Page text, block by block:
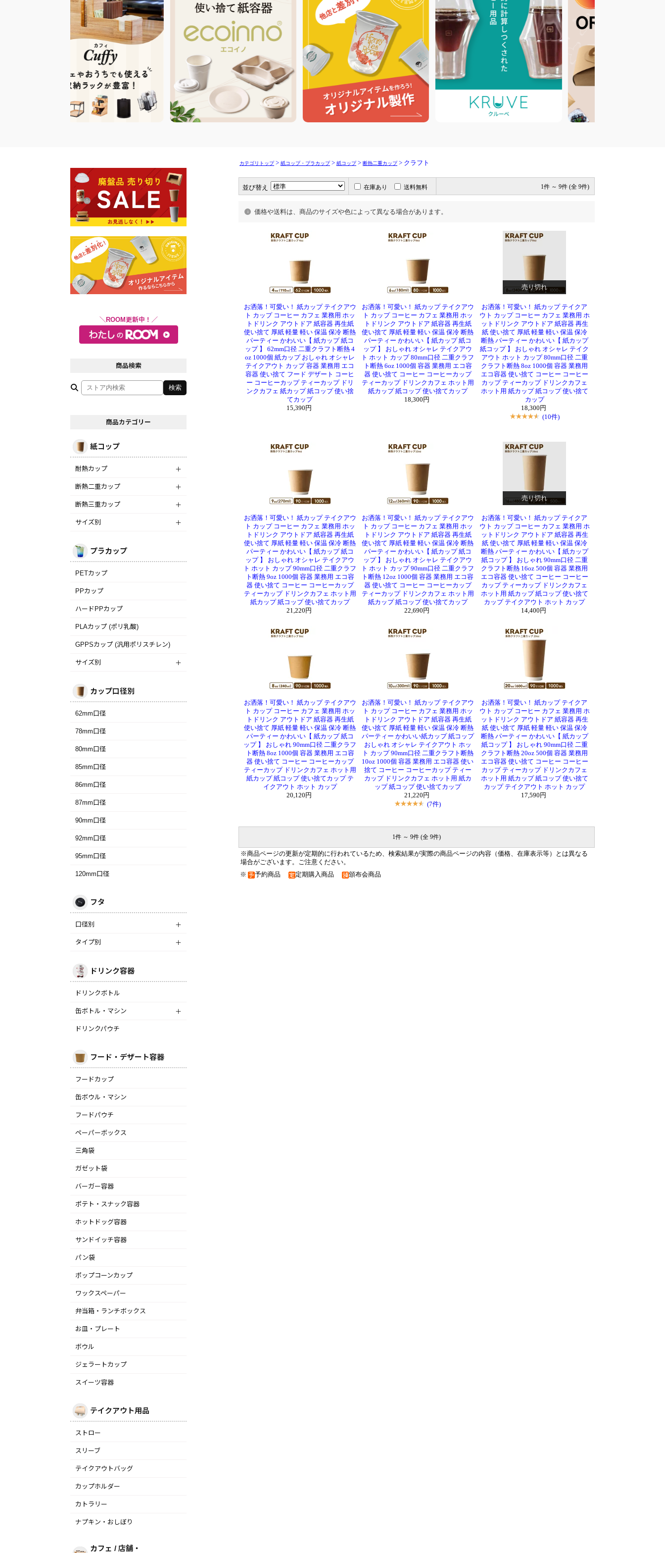
カテゴリトップ> 紙コップ・プラカップ> 紙コップ> 断熱二重カップ> クラフト
並び替え 在庫あり 送料無料 1件 ～ 9件 (全 9件)
価格や送料は、商品のサイズや色によって異なる場合があります。
売り切れ
お洒落！可愛い！ 紙カップ テイクアウ
ト カップ コーヒー カフェ 業務用 ホッ
トドリンク アウトドア 紙容器 再生紙
使い捨て 厚紙 軽量 軽い 保温 保冷 断熱
パーティー かわいい【 紙カップ 紙コ
ップ 】 62mm口径 二重クラフト断熱 4
oz 1000個 紙カップ おしゃれ オシャレ
テイクアウト カップ 容器 業務用 エコ
容器 使い捨て フード デザート コーヒ
ー コーヒーカップ ティーカップ ドリ
ンクカフェ 紙カップ 紙コップ 使い捨
てカップ
15,390円
お洒落！可愛い！ 紙カップ テイクアウ
ト カップ コーヒー カフェ 業務用 ホッ
トドリンク アウトドア 紙容器 再生紙
使い捨て 厚紙 軽量 軽い 保温 保冷 断熱
パーティー かわいい【 紙カップ 紙コ
ップ 】 おしゃれ オシャレ テイクアウ
ト ホット カップ 80mm口径 二重クラフ
ト断熱 6oz 1000個 容器 業務用 エコ容
器 使い捨て コーヒー コーヒーカップ
ティーカップ ドリンクカフェ ホット用
紙カップ 紙コップ 使い捨てカップ
18,300円
お洒落！可愛い！ 紙カップ テイクア
ウト カップ コーヒー カフェ 業務用 ホ
ットドリンク アウトドア 紙容器 再生
紙 使い捨て 厚紙 軽量 軽い 保温 保冷
断熱 パーティー かわいい【 紙カップ
紙コップ 】 おしゃれ オシャレ テイク
アウト ホット カップ 80mm口径 二重
クラフト断熱 8oz 1000個 容器 業務用
エコ容器 使い捨て コーヒー コーヒー
カップ ティーカップ ドリンクカフェ
ホット用 紙カップ 紙コップ 使い捨て
カップ
18,300円
(10件)
売り切れ
お洒落！可愛い！ 紙カップ テイクアウ
ト カップ コーヒー カフェ 業務用 ホッ
トドリンク アウトドア 紙容器 再生紙
使い捨て 厚紙 軽量 軽い 保温 保冷 断熱
パーティー かわいい【 紙カップ 紙コ
ップ 】 おしゃれ オシャレ テイクアウ
ト ホット カップ 90mm口径 二重クラフ
ト断熱 9oz 1000個 容器 業務用 エコ容
器 使い捨て コーヒー コーヒーカップ
ティーカップ ドリンクカフェ ホット用
紙カップ 紙コップ 使い捨てカップ
21,220円
お洒落！可愛い！ 紙カップ テイクアウ
ト カップ コーヒー カフェ 業務用 ホッ
トドリンク アウトドア 紙容器 再生紙
使い捨て 厚紙 軽量 軽い 保温 保冷 断熱
パーティー かわいい【 紙カップ 紙コ
ップ 】 おしゃれ オシャレ テイクアウ
ト ホット カップ 90mm口径 二重クラフ
ト断熱 12oz 1000個 容器 業務用 エコ容
器 使い捨て コーヒー コーヒーカップ
ティーカップ ドリンクカフェ ホット用
紙カップ 紙コップ 使い捨てカップ
22,690円
お洒落！可愛い！ 紙カップ テイクア
ウト カップ コーヒー カフェ 業務用 ホ
ットドリンク アウトドア 紙容器 再生
紙 使い捨て 厚紙 軽量 軽い 保温 保冷
断熱 パーティー かわいい【 紙カップ
紙コップ 】 おしゃれ 90mm口径 二重
クラフト断熱 16oz 500個 容器 業務用
エコ容器 使い捨て コーヒー コーヒー
カップ ティーカップ ドリンクカフェ
ホット用 紙カップ 紙コップ 使い捨て
カップ テイクアウト ホット カップ
14,400円
お洒落！可愛い！ 紙カップ テイクアウ
ト カップ コーヒー カフェ 業務用 ホッ
トドリンク アウトドア 紙容器 再生紙
使い捨て 厚紙 軽量 軽い 保温 保冷 断熱
パーティー かわいい【 紙カップ 紙コ
ップ 】 おしゃれ 90mm口径 二重クラフ
ト断熱 8oz 1000個 容器 業務用 エコ容
器 使い捨て コーヒー コーヒーカップ
ティーカップ ドリンクカフェ ホット用
紙カップ 紙コップ 使い捨てカップ テ
イクアウト ホット カップ
20,120円
お洒落！可愛い！ 紙カップ テイクアウ
ト カップ コーヒー カフェ 業務用 ホッ
トドリンク アウトドア 紙容器 再生紙
使い捨て 厚紙 軽量 軽い 保温 保冷 断熱
パーティー かわいい紙カップ 紙コップ
おしゃれ オシャレ テイクアウト ホッ
ト カップ 90mm口径 二重クラフト断熱
10oz 1000個 容器 業務用 エコ容器 使い
捨て コーヒー コーヒーカップ ティー
カップ ドリンクカフェ ホット用 紙カ
ップ 紙コップ 使い捨てカップ
21,220円
(7件)
お洒落！可愛い！ 紙カップ テイクア
ウト カップ コーヒー カフェ 業務用 ホ
ットドリンク アウトドア 紙容器 再生
紙 使い捨て 厚紙 軽量 軽い 保温 保冷
断熱 パーティー かわいい【 紙カップ
紙コップ 】 おしゃれ 90mm口径 二重
クラフト断熱 20oz 500個 容器 業務用
エコ容器 使い捨て コーヒー コーヒー
カップ ティーカップ ドリンクカフェ
ホット用 紙カップ 紙コップ 使い捨て
カップ テイクアウト ホット カップ
17,590円
1件 ～ 9件 (全 9件)
※商品ページの更新が定期的に行われているため、検索結果が実際の商品ページの内容（価格、在庫表示等）とは異なる
場合がございます。ご注意ください。
※ 予約商品 定期購入商品 頒布会商品